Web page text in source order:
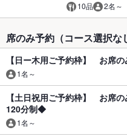
10品 2名～
席のみ予約（コース選択な
【日ー木用ご予約枠】 お席
1名～
【土日祝用ご予約枠】 お席
120分制◆
1名～